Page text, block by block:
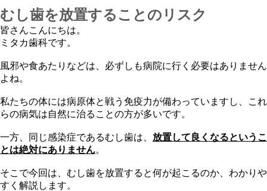
むし歯を放置することのリスク
皆さんこんにちは。
ミタカ歯科です。
風邪や食あたりなどは、必ずしも病院に行く必要はありません
よね。
私たちの体には病原体と戦う免疫力が備わっていますし、これ
らの病気は自然に治ることの方が多いです。
一方、同じ感染症であるむし歯は、 放置して良くなるというこ
とは絶対にありません。
そこで今回は、むし歯を放置すると何が起こるのか、わかりや
すく解説します。